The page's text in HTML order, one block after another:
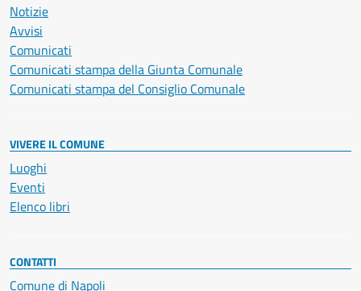
Notizie
Avvisi
Comunicati
Comunicati stampa della Giunta Comunale
Comunicati stampa del Consiglio Comunale
VIVERE IL COMUNE
Luoghi
Eventi
Elenco libri
CONTATTI
Comune di Napoli